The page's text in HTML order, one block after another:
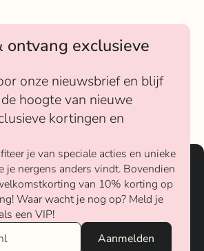
ontvang exclusieve
onze nieuwsbrief en blijf
hoogte van nieuwe
kortingen en
je van speciale acties en unieke
je nergens anders vindt. Bovendien
van 10% korting op
Waar wacht je nog op? Meld je
een VIP!